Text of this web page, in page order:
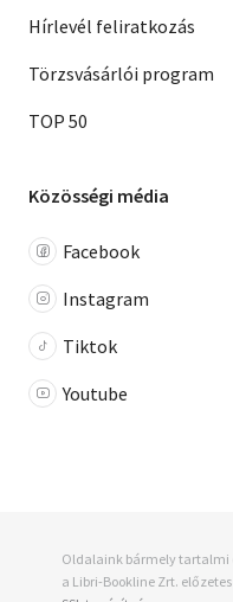
Hírlevél feliratkozás
Törzsvásárlói program
TOP 50
Közösségi média
Facebook
Instagram
Tiktok
Youtube
Oldalaink bármely tartalmi
a Libri-Bookline Zrt.